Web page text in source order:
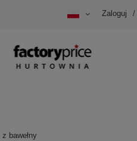
Zaloguj /
bawełny